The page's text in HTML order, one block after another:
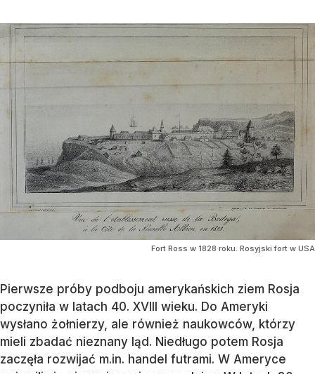
Fort Ross w 1828 roku. Rosyjski fort w USA
Pierwsze próby podboju amerykańskich ziem Rosja
poczyniła w latach 40. XVIII wieku. Do Ameryki
wysłano żołnierzy, ale również naukowców, którzy
mieli zbadać nieznany ląd. Niedługo potem Rosja
zaczęła rozwijać m.in. handel futrami. W Ameryce